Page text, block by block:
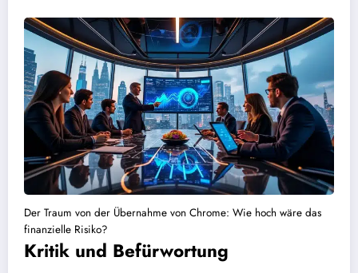
Der Traum von der Übernahme von Chrome: Wie hoch wäre das
finanzielle Risiko?
Kritik und Befürwortung